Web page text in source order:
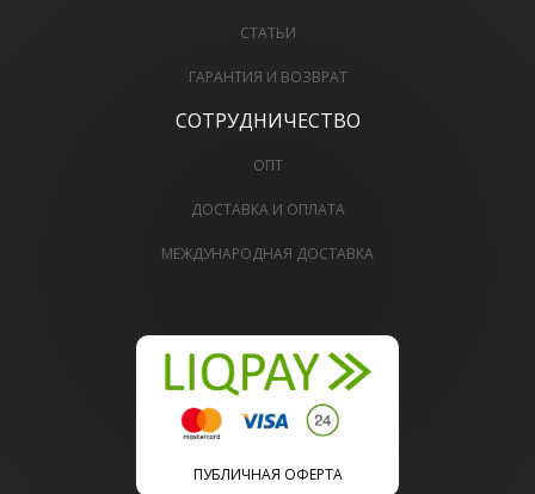
СТАТЬИ
ГАРАНТИЯ И ВОЗВРАТ
СОТРУДНИЧЕСТВО
ОПТ
ДОСТАВКА И ОПЛАТА
МЕЖДУНАРОДНАЯ ДОСТАВКА
ПУБЛИЧНАЯ ОФЕРТА